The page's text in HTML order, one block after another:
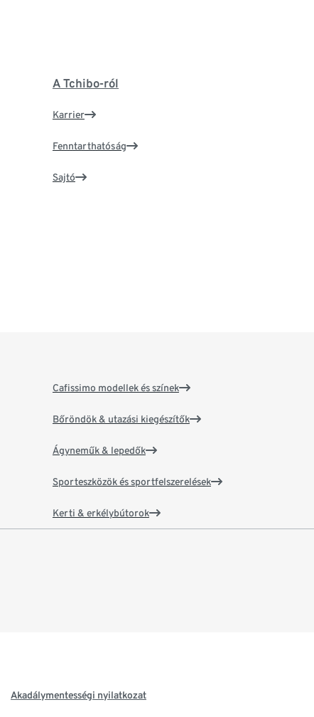
A Tchibo-ról
Karrier
Fenntarthatóság
Sajtó
Cafissimo modellek és színek
Bőröndök & utazási kiegészítők
Ágyneműk & lepedők
Sporteszközök és sportfelszerelések
Kerti & erkélybútorok
Akadálymentességi nyilatkozat